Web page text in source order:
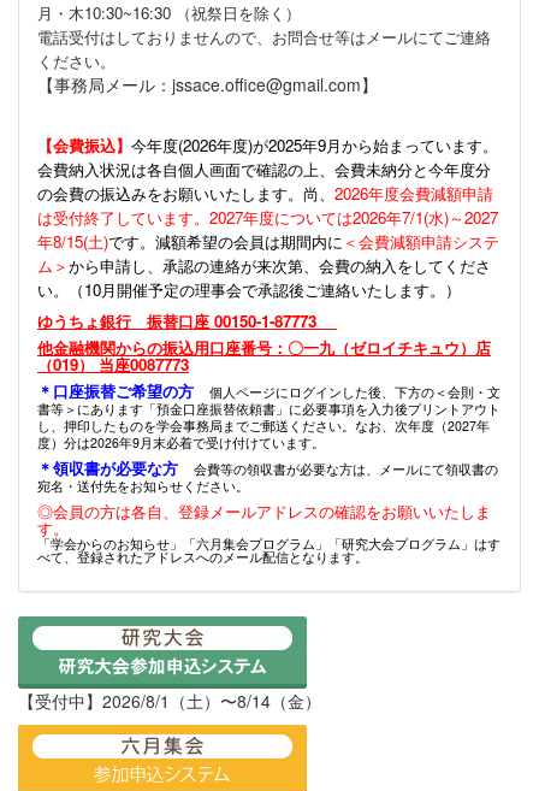
月・木10:30~16:30 （祝祭日を除く）
電話受付はしておりませんので、お問合せ等はメールにてご連絡
ください。
【事務局メール：jssace.office@gmail.com】
【会費振込】 今年度(2026年度)が2025年9月から始まっています。
会費納入状況は各自個人画面で確認の上、会費未納分と今年度分
の会費の振込みをお願いいたします。尚、 2026年度会費減額申請
は受付終了しています。2027年度については2026年7/1(水)～2027
年8/15(土)です。減額希望の会員は期間内に ＜会費減額申請システ
ム＞から申請し、承認の連絡が来次第、会費の納入をしてくださ
い。（10月開催予定の理事会で承認後ご連絡いたします。）
ゆうちょ銀行 振替口座 00150-1-87773
他金融機関からの振込用口座番号：〇一九（ゼロイチキュウ）店
（019） 当座0087773
＊口座振替ご希望の方
個人ページにログインした後、下方の＜会則・文
書等＞にあります「預金口座振替依頼書」に必要事項を入力後プリントアウト
し、押印したものを学会事務局までご郵送ください。なお、次年度（2027年
度）分は2026年9月末必着で受け付けています。
＊領収書が必要な方
会費等の領収書が必要な方は、メールにて領収書の
宛名・送付先をお知らせください。
◎会員の方は各自、登録メールアドレスの確認をお願いいたしま
す。
「学会からのお知らせ」「六月集会プログラム」「研究大会プログラム」はす
べて、登録されたアドレスへのメール配信となります。
【受付中】2026/8/1（土）〜8/14（金）